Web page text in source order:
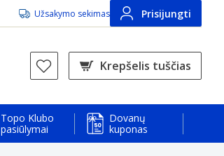
Užsakymo sekimas Prisijungti
Krepšelis tuščias
Topo Klubo
pasiūlymai
Dovanų
kuponas